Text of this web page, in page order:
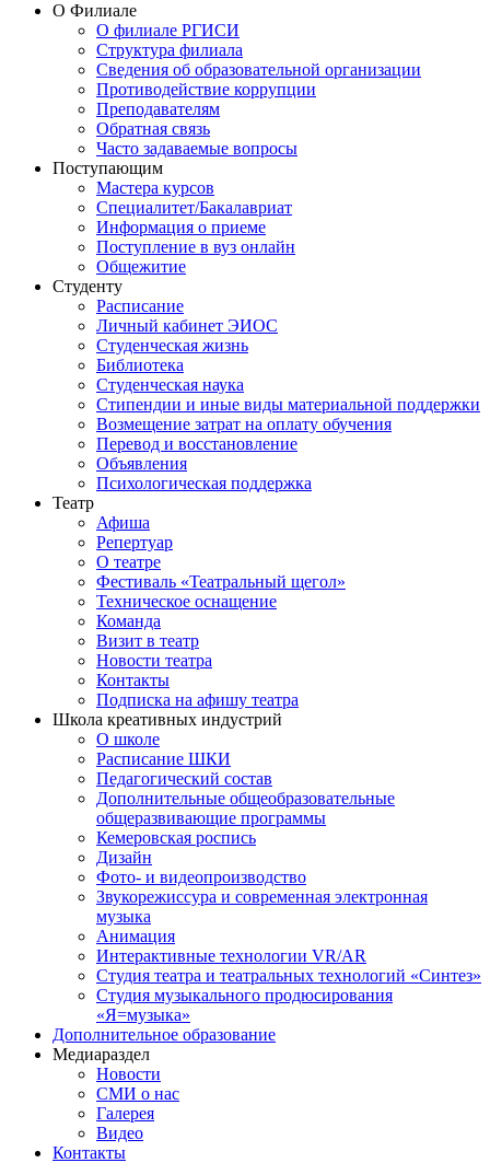
О Филиале
О филиале РГИСИ
Структура филиала
Сведения об образовательной организации
Противодействие коррупции
Преподавателям
Обратная связь
Часто задаваемые вопросы
Поступающим
Мастера курсов
Специалитет/Бакалавриат
Информация о приеме
Поступление в вуз онлайн
Общежитие
Студенту
Расписание
Личный кабинет ЭИОС
Студенческая жизнь
Библиотека
Студенческая наука
Стипендии и иные виды материальной поддержки
Возмещение затрат на оплату обучения
Перевод и восстановление
Объявления
Психологическая поддержка
Театр
Афиша
Репертуар
О театре
Фестиваль «Театральный щегол»
Техническое оснащение
Команда
Визит в театр
Новости театра
Контакты
Подписка на афишу театра
Школа креативных индустрий
О школе
Расписание ШКИ
Педагогический состав
Дополнительные общеобразовательные
общеразвивающие программы
Кемеровская роспись
Дизайн
Фото- и видеопроизводство
Звукорежиссура и современная электронная
музыка
Анимация
Интерактивные технологии VR/AR
Студия театра и театральных технологий «Синтез»
Студия музыкального продюсирования
«Я=музыка»
Дополнительное образование
Медиараздел
Новости
СМИ о нас
Галерея
Видео
Контакты